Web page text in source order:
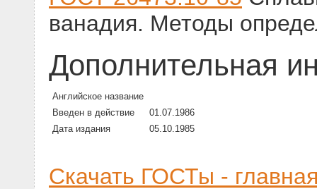
ванадия. Методы
Дополнительная
Английское название
Введен в действие
01.07.1986
Дата издания
05.10.1985
Скачать ГОСТы -